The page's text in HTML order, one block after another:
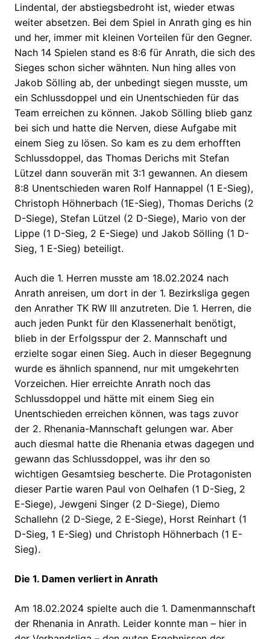
Lindental, der abstiegsbedroht ist, wieder etwas
weiter absetzen. Bei dem Spiel in Anrath ging es hin
und her, immer mit kleinen Vorteilen für den Gegner.
Nach 14 Spielen stand es 8:6 für Anrath, die sich des
Sieges schon sicher wähnten. Nun hing alles von
Jakob Sölling ab, der unbedingt siegen musste, um
ein Schlussdoppel und ein Unentschieden für das
Team erreichen zu können. Jakob Sölling blieb ganz
bei sich und hatte die Nerven, diese Aufgabe mit
einem Sieg zu lösen. So kam es zu dem erhofften
Schlussdoppel, das Thomas Derichs mit Stefan
Lützel dann souverän mit 3:1 gewannen. An diesem
8:8 Unentschieden waren Rolf Hannappel (1 E-Sieg),
Christoph Höhnerbach (1E-Sieg), Thomas Derichs (2
D-Siege), Stefan Lützel (2 D-Siege), Mario von der
Lippe (1 D-Sieg, 2 E-Siege) und Jakob Sölling (1 D-
Sieg, 1 E-Sieg) beteiligt.
Auch die 1. Herren musste am 18.02.2024 nach
Anrath anreisen, um dort in der 1. Bezirksliga gegen
den Anrather TK RW III anzutreten. Die 1. Herren, die
auch jeden Punkt für den Klassenerhalt benötigt,
blieb in der Erfolgsspur der 2. Mannschaft und
erzielte sogar einen Sieg. Auch in dieser Begegnung
wurde es ähnlich spannend, nur mit umgekehrten
Vorzeichen. Hier erreichte Anrath noch das
Schlussdoppel und hätte mit einem Sieg ein
Unentschieden erreichen können, was tags zuvor
der 2. Rhenania-Mannschaft gelungen war. Aber
auch diesmal hatte die Rhenania etwas dagegen und
gewann das Schlussdoppel, was ihr den so
wichtigen Gesamtsieg bescherte. Die Protagonisten
dieser Partie waren Paul von Oelhafen (1 D-Sieg, 2
E-Siege), Jewgeni Singer (2 D-Siege), Diemo
Schallehn (2 D-Siege, 2 E-Siege), Horst Reinhart (1
D-Sieg, 1 E-Sieg) und Christoph Höhnerbach (1 E-
Sieg).
Die 1. Damen verliert in Anrath
Am 18.02.2024 spielte auch die 1. Damenmannschaft
der Rhenania in Anrath. Leider konnte man – hier in